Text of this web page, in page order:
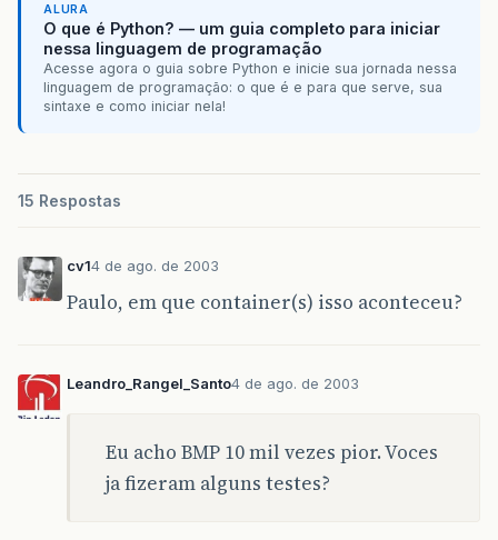
ALURA
O que é Python? — um guia completo para iniciar
nessa linguagem de programação
Acesse agora o guia sobre Python e inicie sua jornada nessa
linguagem de programação: o que é e para que serve, sua
sintaxe e como iniciar nela!
15 Respostas
cv14 de ago. de 2003
Paulo, em que container(s) isso aconteceu?
Leandro_Rangel_Santo4 de ago. de 2003
Eu acho BMP 10 mil vezes pior. Voces
ja fizeram alguns testes?